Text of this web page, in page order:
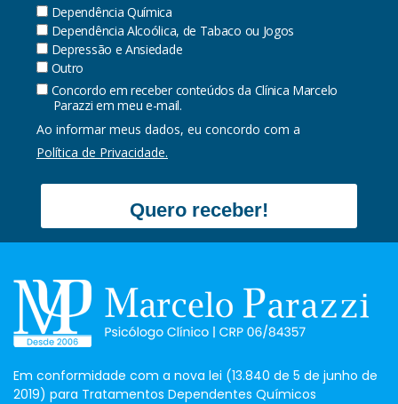
Dependência Química
Dependência Alcoólica, de Tabaco ou Jogos
Depressão e Ansiedade
Outro
Concordo em receber conteúdos da Clínica Marcelo
Parazzi em meu e-mail.
Ao informar meus dados, eu concordo com a
Política de Privacidade.
Quero receber!
Em conformidade com a nova lei (13.840 de 5 de junho de
2019) para Tratamentos Dependentes Químicos